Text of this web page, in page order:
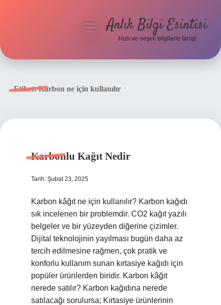
menüyüAnlık Bilgi Esintisi
Hızlı ve neşeli bilgilerle tanış!
Etiket:Karbon ne için kullanılır
Karbonlu Kağıt Nedir
Tarih: Şubat 23, 2025
Karbon kâğıt ne için kullanılır? Karbon kağıdı
sık incelenen bir problemdir. CO2 kağıt yazılı
belgeler ve bir yüzeyden diğerine çizimler.
Dijital teknolojinin yayılması bugün daha az
tercih edilmesine rağmen, çok pratik ve
konforlu kullanım sunan kırtasiye kağıdı için
popüler ürünlerden biridir. Karbon kâğıt
nerede satılır? Karbon kağıdına nerede
satılacağı sorulursa; Kırtasiye ürünlerinin